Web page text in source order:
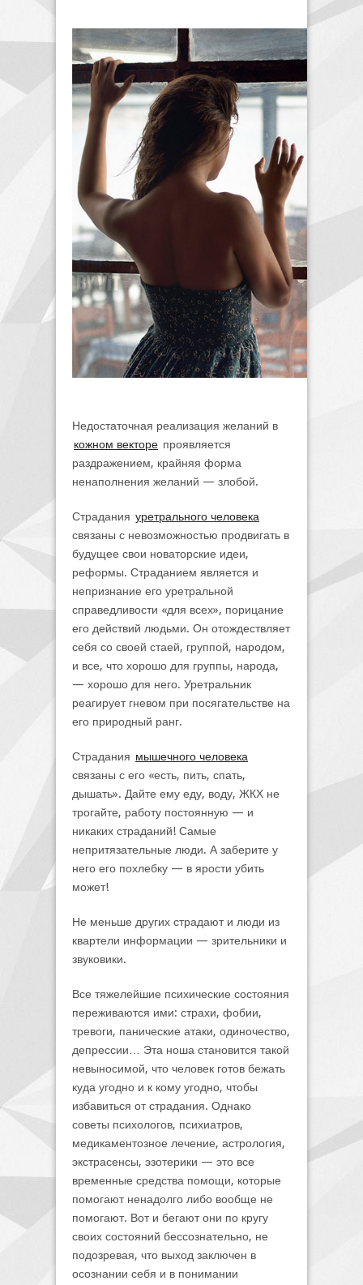
Недостаточная реализация желаний в
кожном векторе проявляется
раздражением, крайняя форма
ненаполнения желаний — злобой.
Страдания уретрального человека
связаны с невозможностью продвигать в
будущее свои новаторские идеи,
реформы. Страданием является и
непризнание его уретральной
справедливости «для всех», порицание
его действий людьми. Он отождествляет
себя со своей стаей, группой, народом,
и все, что хорошо для группы, народа,
— хорошо для него. Уретральник
реагирует гневом при посягательстве на
его природный ранг.
Страдания мышечного человека
связаны с его «есть, пить, спать,
дышать». Дайте ему еду, воду, ЖКХ не
трогайте, работу постоянную — и
никаких страданий! Самые
непритязательные люди. А заберите у
него его похлебку — в ярости убить
может!
Не меньше других страдают и люди из
квартели информации — зрительники и
звуковики.
Все тяжелейшие психические состояния
переживаются ими: страхи, фобии,
тревоги, панические атаки, одиночество,
депрессии… Эта ноша становится такой
невыносимой, что человек готов бежать
куда угодно и к кому угодно, чтобы
избавиться от страдания. Однако
советы психологов, психиатров,
медикаментозное лечение, астрология,
экстрасенсы, эзотерики — это все
временные средства помощи, которые
помогают ненадолго либо вообще не
помогают. Вот и бегают они по кругу
своих состояний бессознательно, не
подозревая, что выход заключен в
осознании себя и в понимании